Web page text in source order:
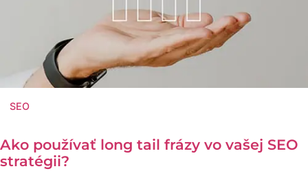
SEO
Ako používať long tail frázy vo vašej SEO
stratégii?